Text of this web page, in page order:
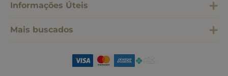
Informações Úteis
Mais buscados